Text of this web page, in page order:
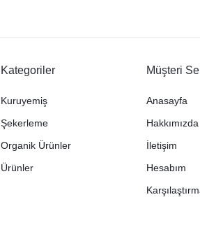
Kategoriler
Kuruyemiş
Şekerleme
Organik Ürünler
Ürünler
Müşteri
Anasayfa
Hakkımızda
İletişim
Hesabım